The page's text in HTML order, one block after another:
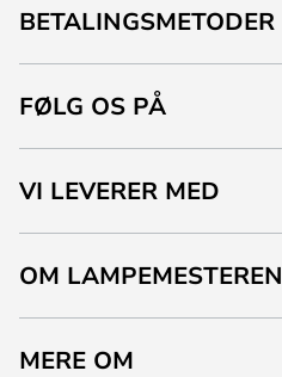
BETALINGSMETODER
FØLG OS PÅ
VI LEVERER MED
OM LAMPEMESTEREN
MERE OM